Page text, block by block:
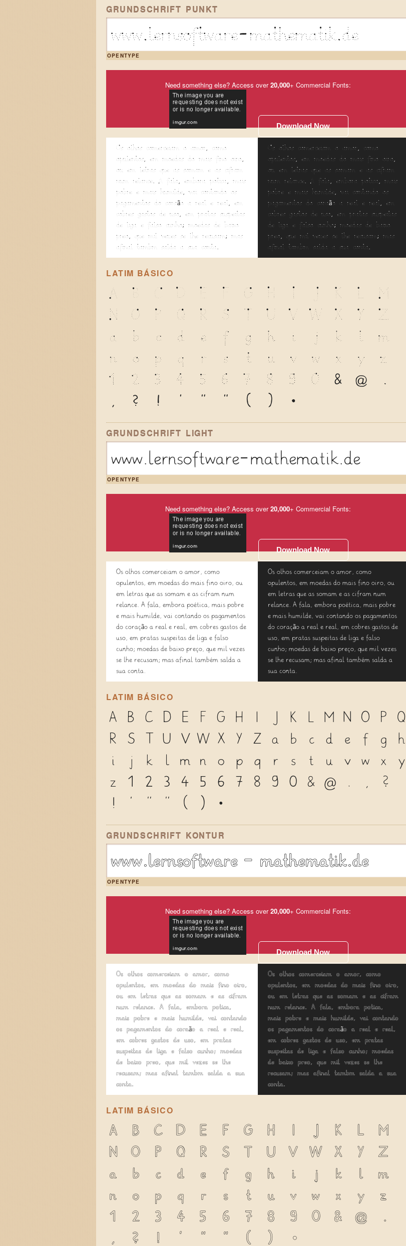
GRUNDSCHRIFT PUNKT
www.lernsoftware-mathematik.de
OPENTYPE
Need something else? Access over20,000+ Commercial Fonts:
Download Now
Os olhos comerceiam o amor, como
opulentos, em moedas do mais fino oiro,
ou em letras que as somam e as cifram
num relance. A fala, embora poética, mais
pobre e mais humilde, vai contando os
pagamentos do coração a real e real, em
cobres gastos de uso, em pratas suspeitas
de liga e falso cunho; moedas de baixo
preço, que mil vezes se lhe recusam; mas
afinal também salda a sua conta.
Os olhos comerceiam o amor, como
opulentos, em moedas do mais fino oiro,
ou em letras que as somam e as cifram
num relance. A fala, embora poética, mais
pobre e mais humilde, vai contando os
pagamentos do coração a real e real, em
cobres gastos de uso, em pratas suspeitas
de liga e falso cunho; moedas de baixo
preço, que mil vezes se lhe recusam; mas
afinal também salda a sua conta.
LATIM BÁSICO
A B C D E F G H I J K L
M
N
O P Q R S T U V W X Y
Z
a
b c d e f g h i j k l
m
n
o p q r s t u v w x y
z
1
2 3 4 5 6 7 8 9 0 & @
.
,
? ! ' " " ( ) *
GRUNDSCHRIFT LIGHT
www.lernsoftware-mathematik.de
OPENTYPE
Need something else? Access over20,000+ Commercial Fonts:
Download Now
Os olhos comerceiam o amor, como
opulentos, em moedas do mais fino oiro, ou
em letras que as somam e as cifram num
relance. A fala, embora poética, mais pobre
e mais humilde, vai contando os pagamentos
do coração a real e real, em cobres gastos de
uso, em pratas suspeitas de liga e falso
cunho; moedas de baixo preço, que mil vezes
se lhe recusam; mas afinal também salda a
sua conta.
Os olhos comerceiam o amor, como
opulentos, em moedas do mais fino oiro, ou
em letras que as somam e as cifram num
relance. A fala, embora poética, mais pobre
e mais humilde, vai contando os pagamentos
do coração a real e real, em cobres gastos de
uso, em pratas suspeitas de liga e falso
cunho; moedas de baixo preço, que mil vezes
se lhe recusam; mas afinal também salda a
sua conta.
LATIM BÁSICO
A B C D E F G H I K L M N O P
Q
R
S T U V W X Y Z a b c d e f g
h
i
j k l m n o p q r s t u v w x
y
z
1 2 3 4 5 6 7 8 9 0 & @ . ,
?
!
' " " ( ) *
GRUNDSCHRIFT KONTUR
www.lernsoftware-mathematik.de
OPENTYPE
Need something else? Access over20,000+ Commercial Fonts:
Download Now
Os olhos comerceiam o amor, como
opulentos, em moedas do mais fino oiro,
ou em letras que as somam e as cifram
num relance. A fala, embora poética,
mais pobre e mais humilde, vai contando
os pagamentos do coração a real e real,
em cobres gastos de uso, em pratas
suspeitas de liga e falso cunho; moedas
de baixo preço, que mil vezes se lhe
recusam; mas afinal também salda a sua
conta.
Os olhos comerceiam o amor, como
opulentos, em moedas do mais fino oiro,
ou em letras que as somam e as cifram
num relance. A fala, embora poética,
mais pobre e mais humilde, vai contando
os pagamentos do coração a real e real,
em cobres gastos de uso, em pratas
suspeitas de liga e falso cunho; moedas
de baixo preço, que mil vezes se lhe
recusam; mas afinal também salda a sua
conta.
LATIM BÁSICO
A B C D E F G H I J K L
M
N
O P Q R S T U V W X Y
Z
a
b c d e f g h i j k l
m
n
o p q r s t u v w x y
z
1
2 3 4 5 6 7 8 9 0 & @
.
,
? ! ' " " ( ) *